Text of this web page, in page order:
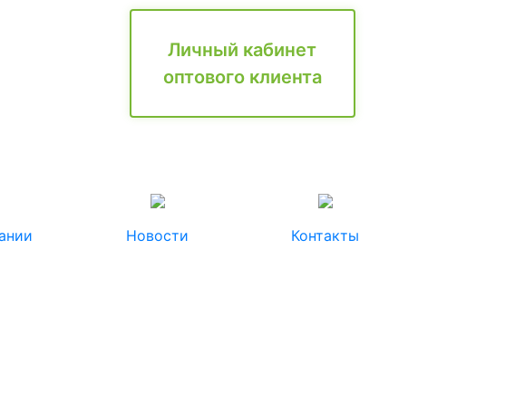
Личный кабинет
оптового клиента
Новости Контакты